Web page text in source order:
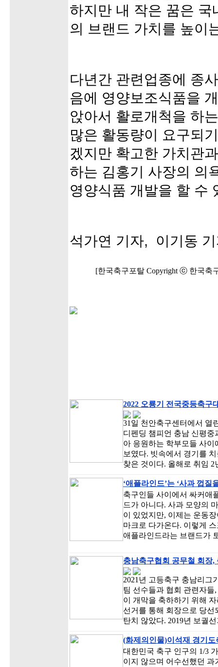
하지만 내 작은 꿈은
의 브랜드 가치를 높이
다년간 관련업종에 종
음에 영양보조식품을
앉아서 활로개척을 하
많은 활동량이 요구되
겠지만 확고한 가치관
하는 김홍기 사장의 의
영양식품 개발을 할 수
석가연 기자, 이기동
[한국축구포탈 Copyright ⓒ 한국축
2022 오룡기 전국중등축
31일 천안축구센터에서 열
디펜딩 챔피언 충남 신평
아 응원하는 학부모들 사
보였다. 빗속에서 경기를
찾은 것이다. 올해로 취임
‘애플라인드’는 ‘사과 껍질
축구인들 사이에서 싸커애
드가 아니다. 사과 모양의
이 있었지만, 이제는 운동
마크로 다가온다. 이렇게
애플라인드라는 브랜드가
충남축구협회 공무철 회장
2021년 고등축구 충남리그
팀 선수들과 협회 관련자
이 개막을 축하하기 위해
선거를 통해 회장으로 당
탄치 않았다. 2019년 보궐
(화제의인물)이석재 경기
대한민국 축구 인구의 1/3
이지 않으며 어수선했던